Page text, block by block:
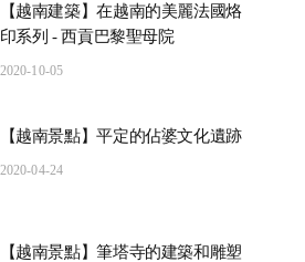
【越南建築】在越南的美麗法國烙
印系列 - 西貢巴黎聖母院
2020-10-05
【越南景點】平定的佔婆文化遺跡
2020-04-24
【越南景點】筆塔寺的建築和雕塑